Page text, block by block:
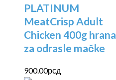
PLATINUM
MeatCrisp Adult
Chicken 400g hrana
za odrasle mačke
900.00рсд